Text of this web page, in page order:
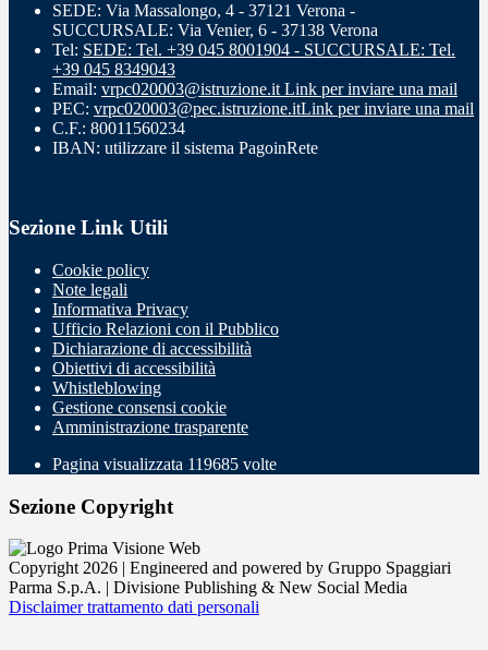
SEDE: Via Massalongo, 4 - 37121 Verona -
SUCCURSALE: Via Venier, 6 - 37138 Verona
Tel: SEDE: Tel. +39 045 8001904 - SUCCURSALE: Tel.
+39 045 8349043
Email: vrpc020003@istruzione.it Link per inviare una mail
PEC: vrpc020003@pec.istruzione.itLink per inviare una mail
C.F.: 80011560234
IBAN: utilizzare il sistema PagoinRete
Sezione Link Utili
Cookie policy
Note legali
Informativa Privacy
Ufficio Relazioni con il Pubblico
Dichiarazione di accessibilità
Obiettivi di accessibilità
Whistleblowing
Gestione consensi cookie
Amministrazione trasparente
Pagina visualizzata 119685 volte
Sezione Copyright
Copyright 2026 | Engineered and powered by Gruppo Spaggiari
Parma S.p.A. | Divisione Publishing & New Social Media
Disclaimer trattamento dati personali